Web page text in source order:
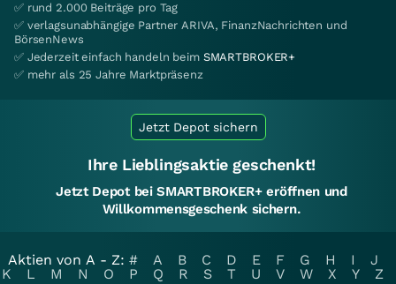
✅ rund 2.000 Beiträge pro Tag
✅ verlagsunabhängige Partner ARIVA, FinanzNachrichten und
BörsenNews
✅ Jederzeit einfach handeln beim SMARTBROKER+
✅ mehr als 25 Jahre Marktpräsenz
Jetzt Depot sichern
Ihre Lieblingsaktie geschenkt!
Jetzt Depot bei SMARTBROKER+ eröffnen und
Willkommensgeschenk sichern.
Aktien von A - Z: # A B C D E F G H I
J
K
L M N O P Q R S T U V W X Y
Z